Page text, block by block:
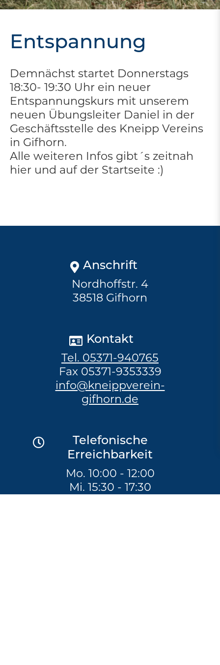
Entspannung
Demnächst startet Donnerstags
18:30- 19:30 Uhr ein neuer
Entspannungskurs mit unserem
neuen Übungsleiter Daniel in der
Geschäftsstelle des Kneipp Vereins
in Gifhorn.
Alle weiteren Infos gibt´s zeitnah
hier und auf der Startseite :)
Anschrift
Nordhoffstr. 4
38518 Gifhorn
Kontakt
Tel. 05371-940765
Fax 05371-9353339
info@kneippverein-
gifhorn.de
Telefonische
Erreichbarkeit
Mo. 10:00 - 12:00
Mi. 15:30 - 17:30